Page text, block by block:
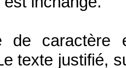
de caractère
texte justifié,